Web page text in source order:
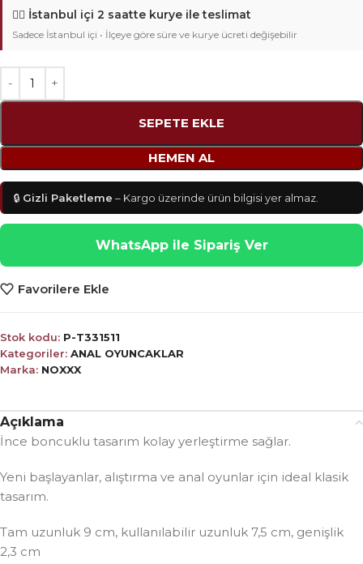
🚴‍♂️ İstanbul içi 2 saatte kurye ile teslimat
Sadece İstanbul içi • İlçeye göre süre ve kurye ücreti değişebilir
SEPETE EKLE
HEMEN AL
🔒 Gizli Paketleme – Kargo üzerinde ürün bilgisi yer almaz.
WhatsApp ile Sipariş Ver
Favorilere Ekle
Stok kodu: P-T331511
Kategoriler: ANAL OYUNCAKLAR
Marka: NOXXX
Açıklama
İnce boncuklu tasarım kolay yerleştirme sağlar.
Yeni başlayanlar, alıştırma ve anal oyunlar için ideal klasik
tasarım.
Tam uzunluk 9 cm, kullanılabilir uzunluk 7,5 cm, genişlik
2,3 cm